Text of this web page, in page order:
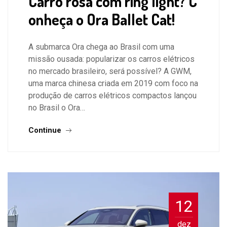
onheça o Ora Ballet Cat!
A submarca Ora chega ao Brasil com uma
missão ousada: popularizar os carros elétricos
no mercado brasileiro, será possível? A GWM,
uma marca chinesa criada em 2019 com foco na
produção de carros elétricos compactos lançou
no Brasil o Ora…
Continue
12
dez